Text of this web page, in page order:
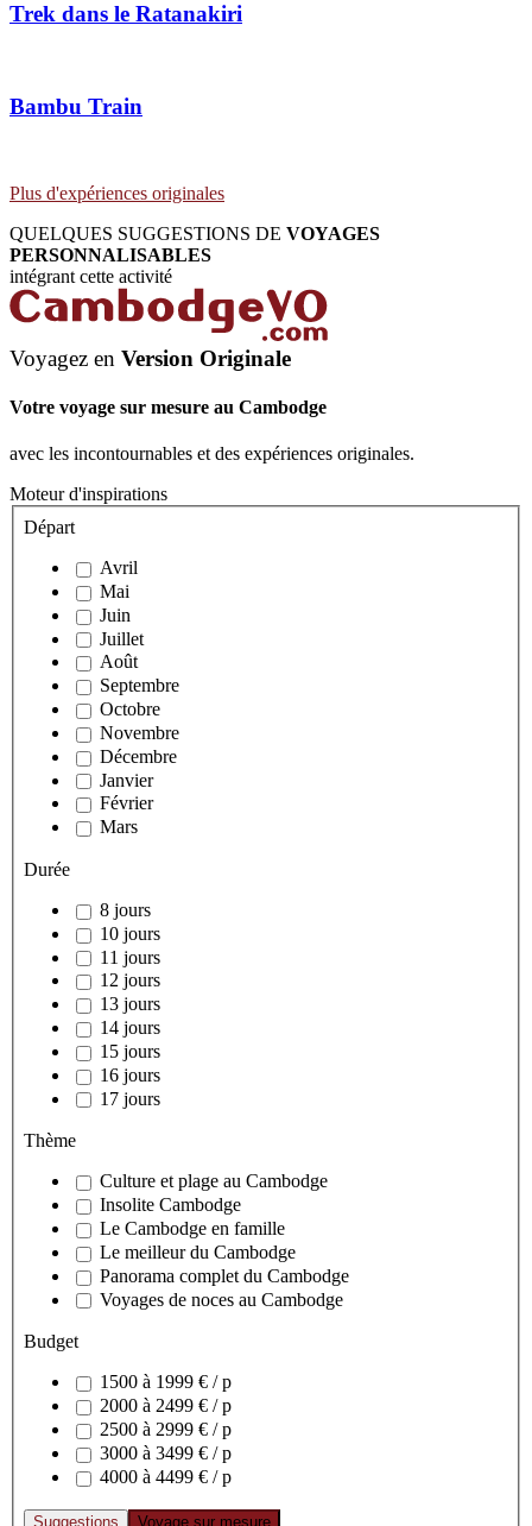
Trek dans le Ratanakiri
Bambu Train
Plus d'expériences originales
QUELQUES SUGGESTIONS DE VOYAGES
PERSONNALISABLES
intégrant cette activité
Voyagez en Version Originale
Votre voyage sur mesure au Cambodge
avec les incontournables et des expériences originales.
Moteur d'inspirations
Départ
Avril
Mai
Juin
Juillet
Août
Septembre
Octobre
Novembre
Décembre
Janvier
Février
Mars
Durée
8 jours
10 jours
11 jours
12 jours
13 jours
14 jours
15 jours
16 jours
17 jours
Thème
Culture et plage au Cambodge
Insolite Cambodge
Le Cambodge en famille
Le meilleur du Cambodge
Panorama complet du Cambodge
Voyages de noces au Cambodge
Budget
1500 à 1999 € / p
2000 à 2499 € / p
2500 à 2999 € / p
3000 à 3499 € / p
4000 à 4499 € / p